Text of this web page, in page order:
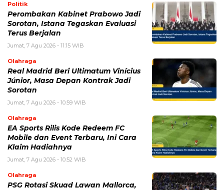
Politik
Perombakan Kabinet Prabowo Jadi
Sorotan, Istana Tegaskan Evaluasi
Terus Berjalan
Jumat, 7 Agu 2026 - 11:15 WIB
Olahraga
Real Madrid Beri Ultimatum Vinícius
Júnior, Masa Depan Kontrak Jadi
Sorotan
Jumat, 7 Agu 2026 - 10:59 WIB
Olahraga
EA Sports Rilis Kode Redeem FC
Mobile dan Event Terbaru, Ini Cara
Klaim Hadiahnya
Jumat, 7 Agu 2026 - 10:52 WIB
Olahraga
PSG Rotasi Skuad Lawan Mallorca,